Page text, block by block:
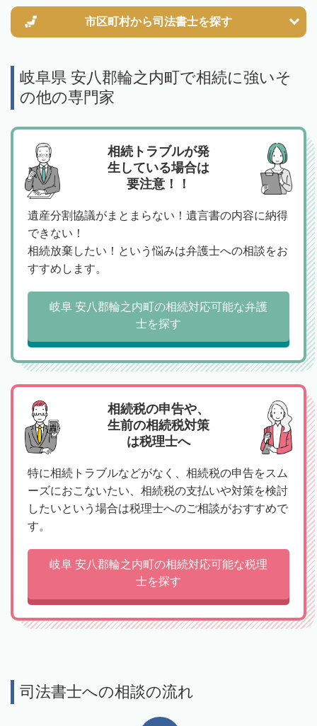
市区町村から司法書士を探す
岐阜県 安八郡輪之内町で相続に強いそ
の他の専門家
相続トラブルが発
生している場合は
要注意！！
遺産分割協議がまとまらない！遺言書の内容に納得
できない！
相続放棄したい！という悩みは弁護士への相談をお
すすめします。
岐阜 安八郡輪之内町の相続対応可能な弁護
士を探す
相続税の申告や、
生前の相続税対策
は税理士へ
特に相続トラブルなどがなく、相続税の申告をスム
ーズにおこないたい、相続税の支払いや対策を検討
したいという場合は税理士へのご相談がおすすめで
す。
岐阜 安八郡輪之内町の相続対応可能な税理
士を探す
司法書士への相談の流れ